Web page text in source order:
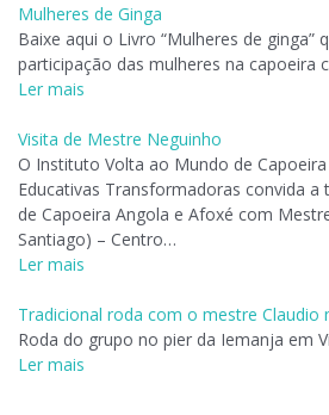
Mulheres de Ginga
Baixe aqui o Livro “Mulheres de ginga”
participação das mulheres na capoeira
Ler mais
Visita de Mestre Neguinho
O Instituto Volta ao Mundo de
Educativas Transformadoras convida a
de Capoeira Angola e Afoxé com
Santiago) – Centro…
Ler mais
Tradicional roda com o mestre Claudio
Roda do grupo no pier da Iemanja em
Ler mais